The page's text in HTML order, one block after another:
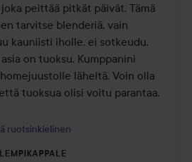
peittää pitkät päivät. Tämä
tarvitse blenderiä, vain
kauniisti iholle, ei sotkeudu.
on tuoksu. Kumppanini
läheltä. Voin olla
tuoksua olisi voitu parantaa.
ruotsinkielinen